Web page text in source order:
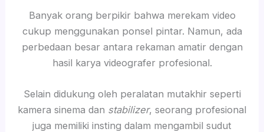
Banyak orang berpikir bahwa merekam video
cukup menggunakan ponsel pintar. Namun, ada
perbedaan besar antara rekaman amatir dengan
hasil karya videografer profesional.
Selain didukung oleh peralatan mutakhir seperti
kamera sinema dan stabilizer, seorang profesional
juga memiliki insting dalam mengambil sudut